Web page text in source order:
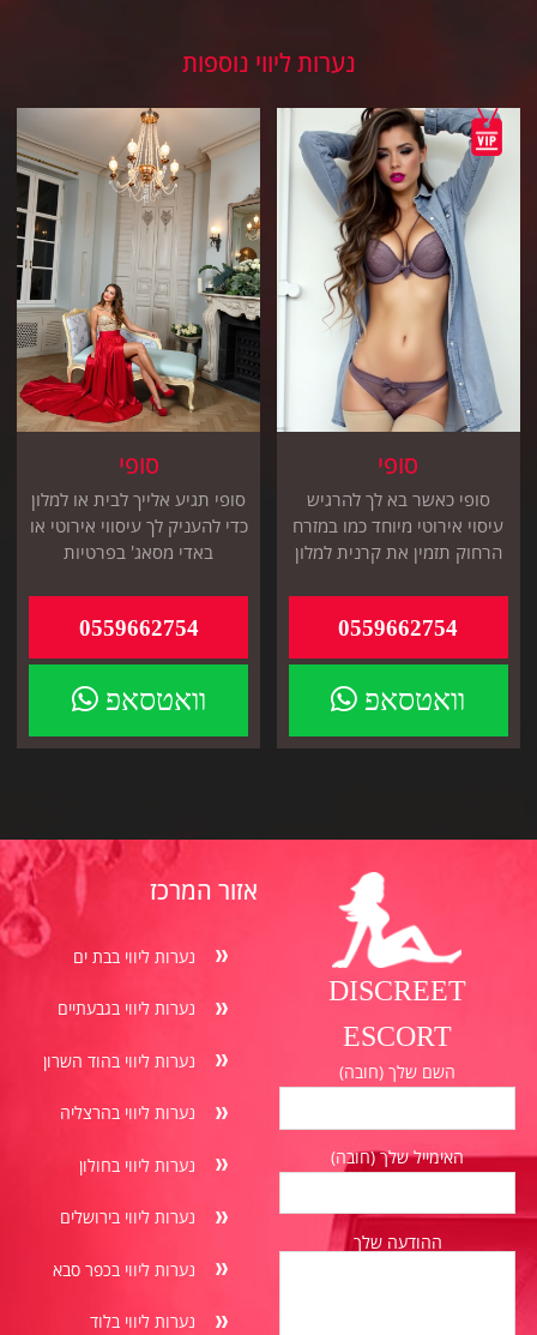
נערות ליווי נוספות
סופי
סופי כאשר בא לך להרגיש
עיסוי אירוטי מיוחד כמו במזרח
הרחוק תזמין את קרנית למלון
0559662754
וואטסאפ
סופי
סופי תגיע אלייך לבית או למלון
כדי להעניק לך עיסווי אירוטי או
באדי מסאג' בפרטיות
0559662754
וואטסאפ
DISCREET
ESCORT
השם שלך (חובה)
האימייל שלך (חובה)
ההודעה שלך
אזור המרכז
נערות ליווי בבת ים
נערות ליווי בגבעתיים
נערות ליווי בהוד השרון
נערות ליווי בהרצליה
נערות ליווי בחולון
נערות ליווי בירושלים
נערות ליווי בכפר סבא
נערות ליווי בלוד